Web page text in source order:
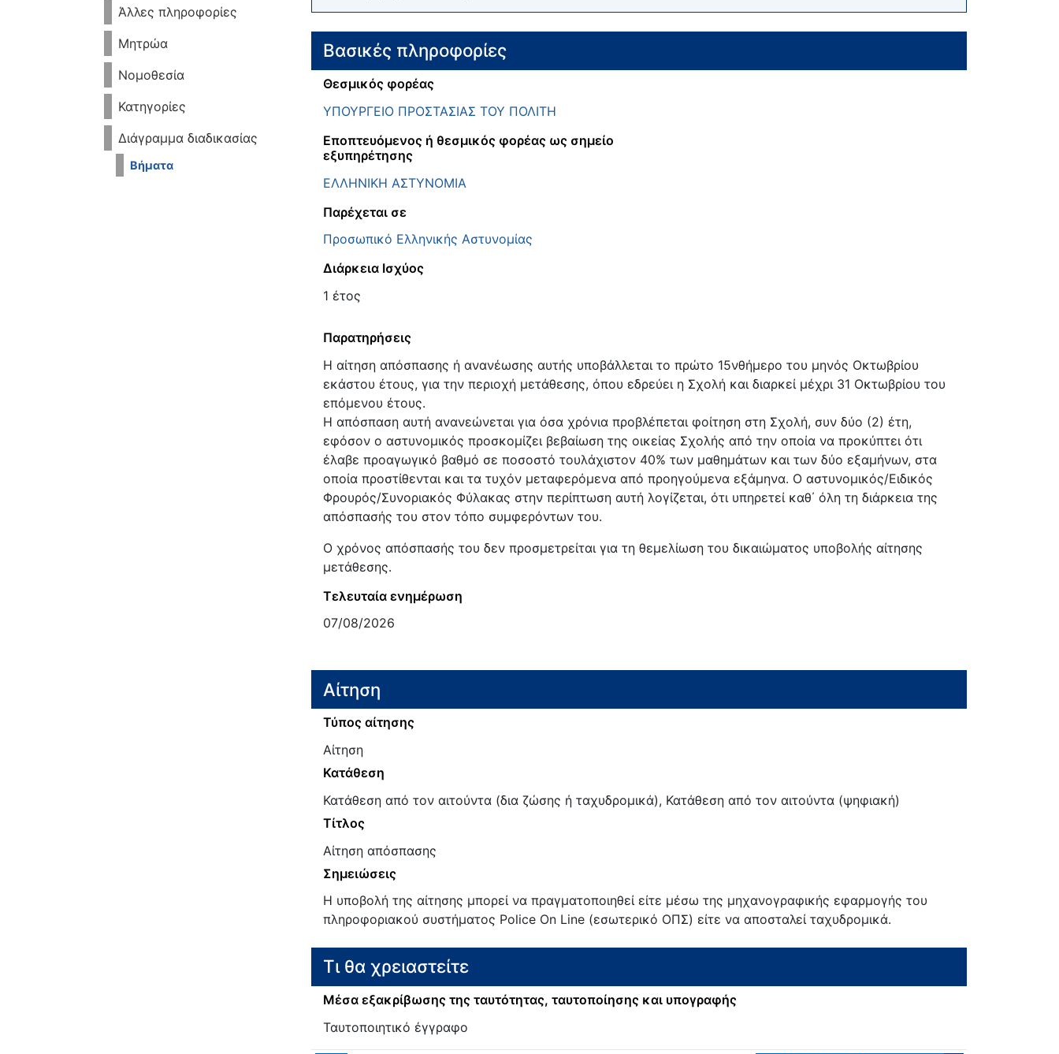
Άλλες πληροφορίες
Μητρώα
Νομοθεσία
Κατηγορίες
Διάγραμμα διαδικασίας
Βήματα
Βασικές πληροφορίες
Θεσμικός φορέας
ΥΠΟΥΡΓΕΙΟ ΠΡΟΣΤΑΣΙΑΣ ΤΟΥ ΠΟΛΙΤΗ
Εποπτευόμενος ή θεσμικός φορέας ως σημείο
εξυπηρέτησης
ΕΛΛΗΝΙΚΗ ΑΣΤΥΝΟΜΙΑ
Παρέχεται σε
Προσωπικό Ελληνικής Αστυνομίας
Διάρκεια Ισχύος
1 έτος
Παρατηρήσεις
Η αίτηση απόσπασης ή ανανέωσης αυτής υποβάλλεται το πρώτο 15νθήμερο του μηνός Οκτωβρίου
εκάστου έτους, για την περιοχή μετάθεσης, όπου εδρεύει η Σχολή και διαρκεί μέχρι 31 Οκτωβρίου του
επόμενου έτους.
Η απόσπαση αυτή ανανεώνεται για όσα χρόνια προβλέπεται φοίτηση στη Σχολή, συν δύο (2) έτη,
εφόσον ο αστυνομικός προσκομίζει βεβαίωση της οικείας Σχολής από την οποία να προκύπτει ότι
έλαβε προαγωγικό βαθμό σε ποσοστό τουλάχιστον 40% των μαθημάτων και των δύο εξαμήνων, στα
οποία προστίθενται και τα τυχόν μεταφερόμενα από προηγούμενα εξάμηνα. Ο αστυνομικός/Ειδικός
Φρουρός/Συνοριακός Φύλακας στην περίπτωση αυτή λογίζεται, ότι υπηρετεί καθ΄ όλη τη διάρκεια της
απόσπασής του στον τόπο συμφερόντων του.
Ο χρόνος απόσπασής του δεν προσμετρείται για τη θεμελίωση του δικαιώματος υποβολής αίτησης
μετάθεσης.
Τελευταία ενημέρωση
07/08/2026
Αίτηση
Τύπος αίτησης
Αίτηση
Κατάθεση
Κατάθεση από τον αιτούντα (δια ζώσης ή ταχυδρομικά), Κατάθεση από τον αιτούντα (ψηφιακή)
Τίτλος
Αίτηση απόσπασης
Σημειώσεις
Η υποβολή της αίτησης μπορεί να πραγματοποιηθεί είτε μέσω της μηχανογραφικής εφαρμογής του
πληροφοριακού συστήματος Police On Line (εσωτερικό ΟΠΣ) είτε να αποσταλεί ταχυδρομικά.
Τι θα χρειαστείτε
Μέσα εξακρίβωσης της ταυτότητας, ταυτοποίησης και υπογραφής
Ταυτοποιητικό έγγραφο